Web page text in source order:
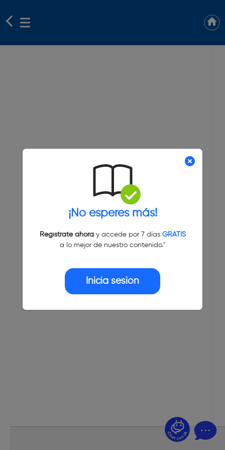
¡No esperes más!
Regístrate ahoray accede por 7 días GRATIS
a lo mejor de nuestro contenido."
Inicia sesión